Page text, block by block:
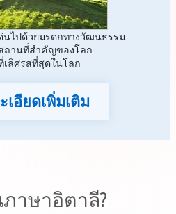
นไปด้วยมรดกทางวัฒนธรรม
ถานที่สำคัญของโลก
เลิศรสที่สุดในโลก
เอียดเพิ่มเติม
าษาอิตาลี?